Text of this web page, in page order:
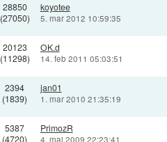
28850
(27050)
koyotee
5. mar 2012 10:59:35
20123
(11298)
OK.d
14. feb 2011 05:03:51
2394
(1839)
jan01
1. mar 2010 21:35:19
5387
(4720)
PrimozR
4. maj 2009 22:23:41